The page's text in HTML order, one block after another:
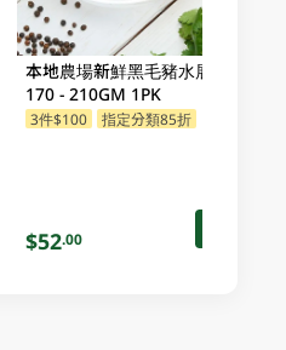
本地農場新鮮黑毛豬水展
170 - 210GM 1PK
3件$100 指定分類85折
$52.00